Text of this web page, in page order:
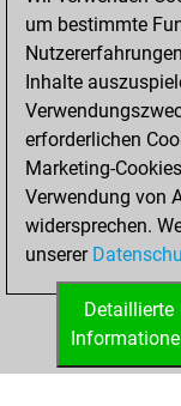
um bestimmte
Inhalte
erforderlichen
Marketing-
Verwendung von
widersprechen.
unserer
Detaillierte